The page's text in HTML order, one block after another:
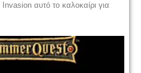
αυτό το καλοκαίρι για